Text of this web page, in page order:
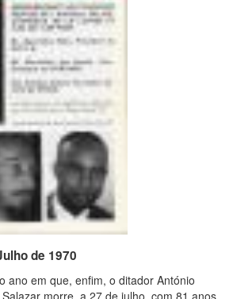
de 1970
ano em que, enfim, o ditador António